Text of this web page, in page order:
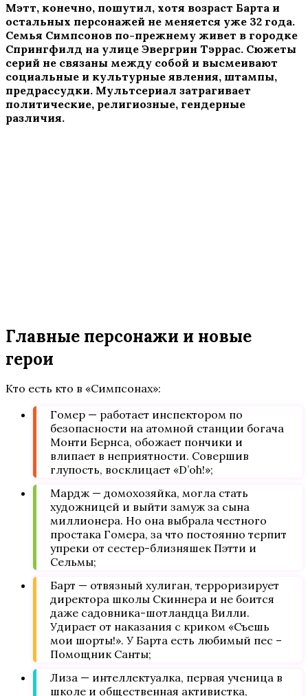
Мэтт, конечно, пошутил, хотя возраст Барта и
остальных персонажей не меняется уже 32 года.
Семья Симпсонов по-прежнему живет в городке
Спрингфилд на улице Эвергрин Тэррас. Сюжеты
серий не связаны между собой и высмеивают
социальные и культурные явления, штампы,
предрассудки. Мультсериал затрагивает
политические, религиозные, гендерные
различия.
Главные персонажи и новые
герои
Кто есть кто в «Симпсонах»:
Гомер — работает инспектором по
безопасности на атомной станции богача
Монти Бернса, обожает пончики и
влипает в неприятности. Совершив
глупость, восклицает «D’oh!»;
Мардж — домохозяйка, могла стать
художницей и выйти замуж за сына
миллионера. Но она выбрала честного
простака Гомера, за что постоянно терпит
упреки от сестер-близняшек Пэтти и
Сельмы;
Барт — отвязный хулиган, терроризирует
директора школы Скиннера и не боится
даже садовника-шотландца Вилли.
Удирает от наказания с криком «Съешь
мои шорты!». У Барта есть любимый пес –
Помощник Санты;
Лиза — интеллектуалка, первая ученица в
школе и общественная активистка,